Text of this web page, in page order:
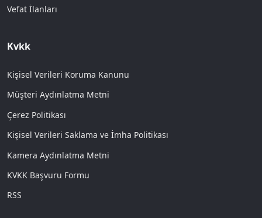
Vefat İlanları
Kvkk
Kişisel Verileri Koruma Kanunu
Müşteri Aydınlatma Metni
Çerez Politikası
Kişisel Verileri Saklama ve İmha Politikası
Kamera Aydınlatma Metni
KVKK Başvuru Formu
RSS